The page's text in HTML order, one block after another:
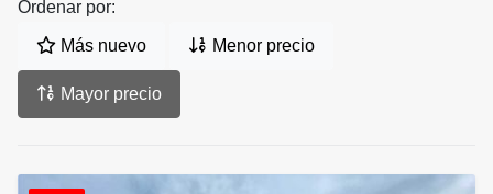
Ordenar por:
Más nuevo Menor precio
Mayor precio